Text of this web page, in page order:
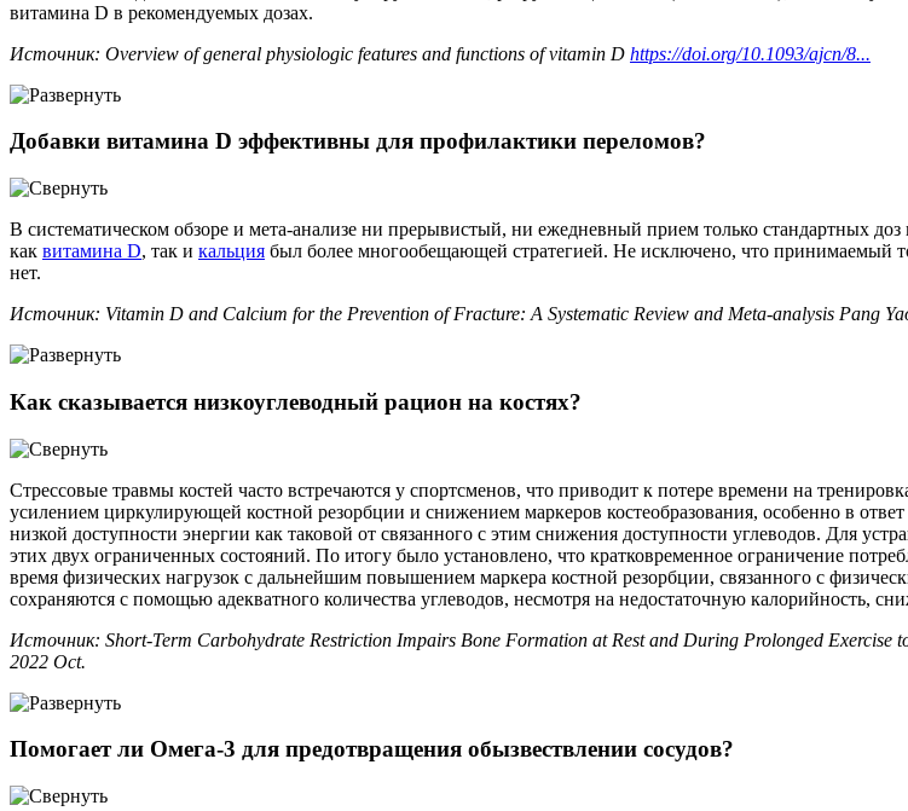
витамина D в рекомендуемых дозах.
Источник: Overview of general physiologic features and functions of vitamin D https://doi.org/10.1093/ajcn/8...
Добавки витамина D эффективны для профилактики переломов?
В систематическом обзоре и мета-анализе ни прерывистый, ни ежедневный прием только стандартных
как витамина D, так и кальция был более многообещающей стратегией. Не исключено, что принимаемый
нет.
Источник: Vitamin D and Calcium for the Prevention of Fracture: A Systematic Review and Meta-analysis Pang
Как сказывается низкоуглеводный рацион на костях?
Стрессовые травмы костей часто встречаются у спортсменов, что приводит к потере времени на
усилением циркулирующей костной резорбции и снижением маркеров костеобразования, особенно в
низкой доступности энергии как таковой от связанного с этим снижения доступности углеводов. Для
этих двух ограниченных состояний. По итогу было установлено, что кратковременное ограничение
время физических нагрузок с дальнейшим повышением маркера костной резорбции, связанного с
сохраняются с помощью адекватного количества углеводов, несмотря на недостаточную калорийность,
Источник: Short-Term Carbohydrate Restriction Impairs Bone Formation at Rest and During Prolonged
2022 Oct.
Помогает ли Омега-3 для предотвращения обызвествлении сосудов?